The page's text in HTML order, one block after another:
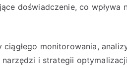
doświadczenie, co wpływa
monitorowania,
i strategii optymalizacji